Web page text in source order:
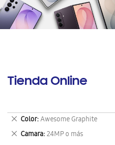
Tienda Online
Color Awesome Graphite
Eliminar
este
artículo
Camara 24MP o más
Eliminar